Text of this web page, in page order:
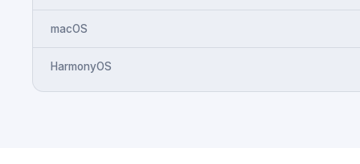
macOS
HarmonyOS